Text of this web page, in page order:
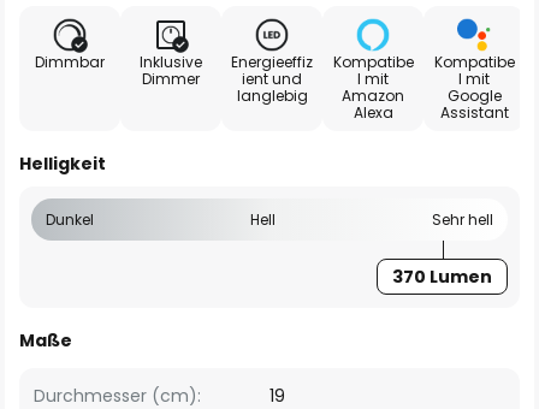
Dimmbar
Inklusive
Dimmer
Energieeffiz
ient und
langlebig
Kompatibe
l mit
Amazon
Alexa
Kompatibe
l mit
Google
Assistant
Helligkeit
Dunkel Hell Sehr hell
370 Lumen
Maße
Durchmesser (cm): 19